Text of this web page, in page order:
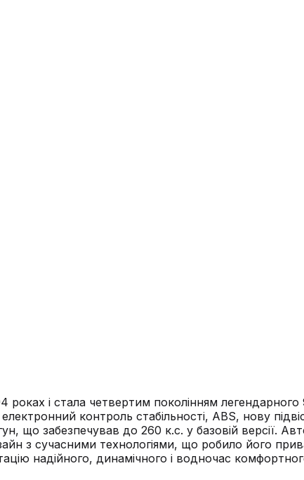
і стала четвертим поколінням легендарного
контроль стабільності, ABS, нову
що забезпечував до 260 к.с. у базовій версії.
з сучасними технологіями, що робило його
надійного, динамічного і водночас